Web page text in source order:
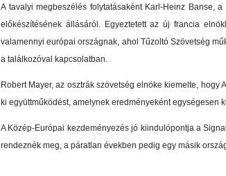
A tavalyi megbeszélés folytatásaként Karl-Heinz Banse,
előkészítésének állásáról. Egyeztetett az új francia
valamennyi európai országnak, ahol Tűzoltó Szövetség
a találkozóval kapcsolatban.
Robert Mayer, az osztrák szövetség elnöke kiemelte,
ki együttműködést, amelynek eredményeként egységesen
A Közép-Európai kezdeményezés jó kiindulópontja a
rendeznék meg, a páratlan években pedig egy másik